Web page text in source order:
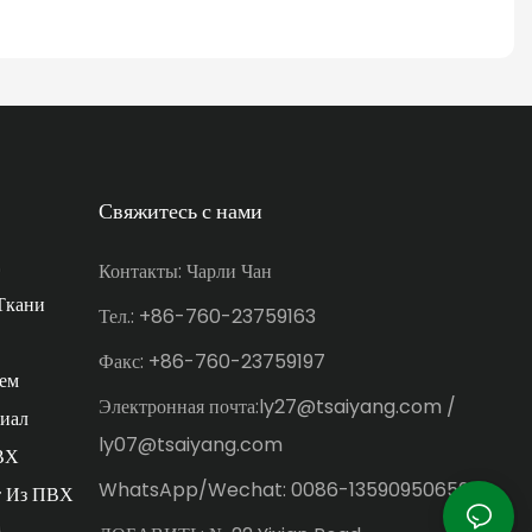
Из ПВХ
Свяжитесь с нами
Контакты: Чарли Чан
Тел.: +86-760-23759163
Факс: +86-760-23759197
Электронная почта:ly27@tsaiyang.com /
ly07@tsaiyang.com
WhatsApp/Wechat: 0086-13590950659